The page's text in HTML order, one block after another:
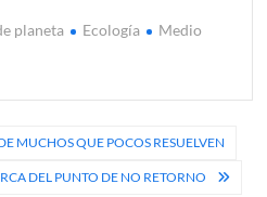
planeta Ecología
Medio
MUCHOS QUE POCOS RESUELVEN
DEL PUNTO DE NO RETORNO